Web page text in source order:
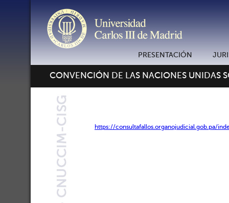
PRESENTACIÓN
CONVENCIÓN DE LAS NACIONES UNIDAS
https://consultafallos.organojudicial.gob.pa/